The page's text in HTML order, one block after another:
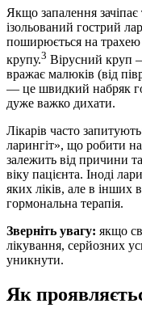
Якщо запалення зачіпає
ізольований гострий
поширюється на трахею
крупу.3 Вірусний круп
вражає малюків (від
— це швидкий набряк
дуже важко дихати.
Лікарів часто
ларингіт», що робити
залежить від причини
віку пацієнта. Іноді
яких ліків, але в інших
гормональна терапія.
Зверніть увагу: якщо
лікування, серйозних
уникнути.
Як